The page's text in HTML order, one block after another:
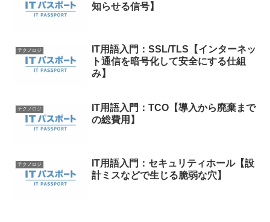
知らせる信号】
テクノロジ
IT用語入門：SSL/TLS【インターネッ
ト通信を暗号化して安全にする仕組
み】
テクノロジ
IT用語入門：TCO【導入から廃棄まで
の総費用】
テクノロジ
IT用語入門：セキュリティホール【設
計ミスなどで生じる脆弱な穴】